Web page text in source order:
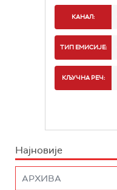
КАНАЛ:
ТИП ЕМИСИЈЕ:
КЉУЧНА РЕЧ:
Најновије